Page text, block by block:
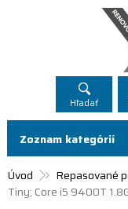
Hľadať
Úvod Repasované
Tiny; Core i5 9400T
Zoznam kategórií